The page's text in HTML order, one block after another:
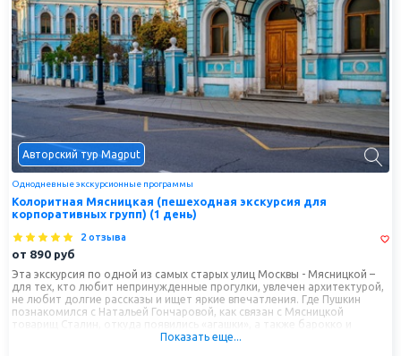
Авторский тур Magput
Однодневные экскурсионные программы
Колоритная Мясницкая (пешеходная экскурсия для
корпоративных групп) (1 день)
2 отзыва
от 890 руб
Эта экскурсия по одной из самых старых улиц Москвы - Мясницкой –
для тех, кто любит непринужденные прогулки, увлечен архитектурой,
не любит долгие рассказы и ищет яркие впечатления. Где Пушкин
познакомился с Натальей Гончаровой, как связан с Мясницкой
товарищ Сталин, откуда появились «агашки», а также барокко и
модерн, классицизм и конструктивизм, псевдорусский стиль и
Показать еще...